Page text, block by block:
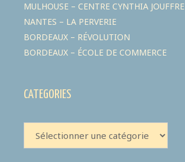
MULHOUSE – CENTRE CYNTHIA JOUFFRE
NANTES – LA PERVERIE
BORDEAUX – RÉVOLUTION
BORDEAUX – ÉCOLE DE COMMERCE
CATEGORIES